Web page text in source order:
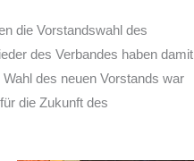
die Vorstandswahl des
des Verbandes haben damit
des neuen Vorstands war
die Zukunft des